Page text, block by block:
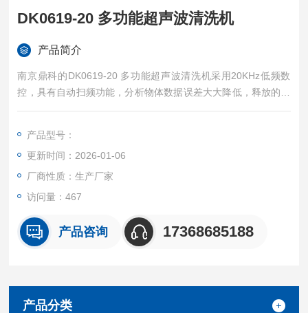
DK0619-20 多功能超声波清洗机
产品简介
南京鼎科的DK0619-20 多功能超声波清洗机采用20KHz低频数
控，具有自动扫频功能，分析物体数据误差大大降低，释放的能
量更强，能够有效清除顽固污垢，对清洗物件效率提升；采用脉
其初始值，从而达到更强的清洗目的；超声功率0-100%可调，
适合不同清洗物件要求的功率，能满足各个行业实验室的超声清
洗等需求。
产品型号：
更新时间：2026-01-06
厂商性质：生产厂家
访问量：467
产品咨询 17368685188
产品分类